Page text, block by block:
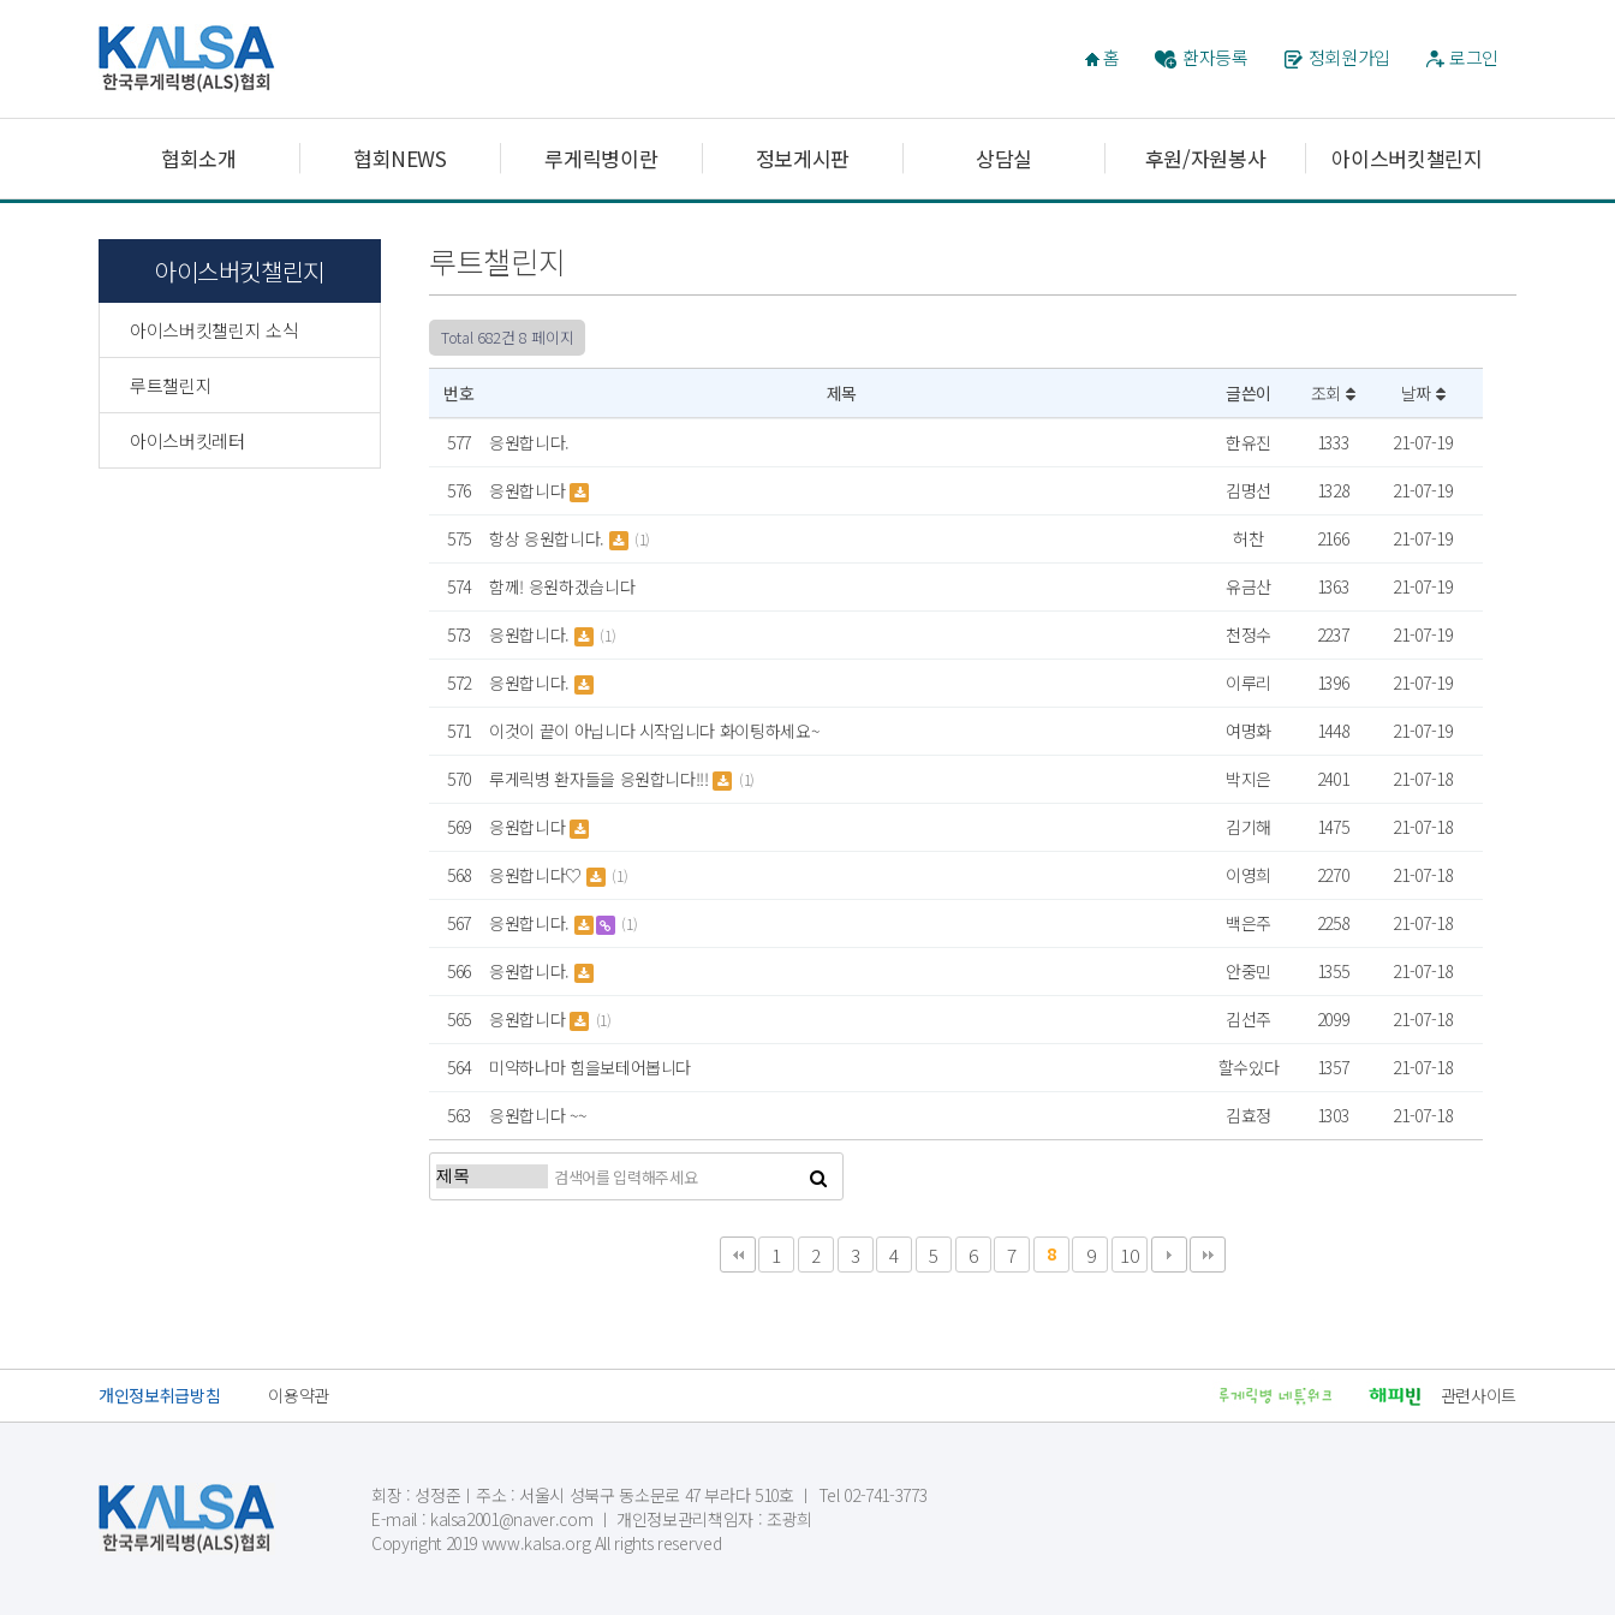
홈 환자등록 정회원가입 로그인
협회소개 협회NEWS 루게릭병이란 정보게시판 상담실 후원/자원봉사 아이스버킷챌린지
아이스버킷챌린지
아이스버킷챌린지 소식
루트챌린지
아이스버킷레터
루트챌린지
Total 682건 8 페이지
번호 제목 글쓴이 조회 날짜
577 응원합니다. 한유진 1333
21-07-19
576
응원합니다 김명선 1328
21-07-19
575
항상 응원합니다. (1) 허찬 2166
21-07-19
574
함께! 응원하겠습니다 유금산 1363
21-07-19
573
응원합니다. (1) 천정수 2237
21-07-19
572
응원합니다. 이루리 1396
21-07-19
571
이것이 끝이 아닙니다 시작입니다 화이팅하세요~ 여명화 1448
21-07-19
570
루게릭병 환자들을 응원합니다!!! (1) 박지은 2401
21-07-18
569
응원합니다 김기해 1475
21-07-18
568
응원합니다♡ (1) 이영희 2270
21-07-18
567
응원합니다. (1) 백은주 2258
21-07-18
566
응원합니다. 안중민 1355
21-07-18
565
응원합니다 (1) 김선주 2099
21-07-18
564
미약하나마 힘을보테어봅니다 할수있다 1357
21-07-18
563
응원합니다 ~~ 김효정 1303 21-07-18
1 2 3 4 5 6 7 8 9 10
개인정보취급방침 이용약관 관련사이트
회장 : 성정준ㅣ주소 : 서울시 성북구 동소문로 47 부라다 510호 ㅣ Tel 02-741-3773
E-mail : kalsa2001@naver.com ㅣ 개인정보관리책임자 : 조광희
Copyright 2019 www.kalsa.org All rights reserved